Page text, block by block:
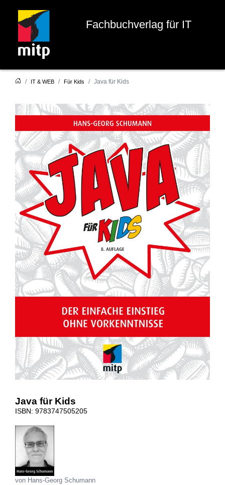
Fachbuchverlag für IT
IT & WEB Für Kids Java für Kids
Java für Kids
ISBN: 9783747505205
von Hans-Georg Schumann